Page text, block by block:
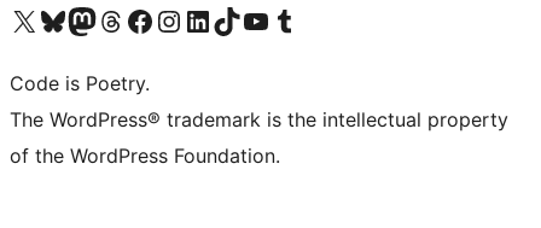
Navštivte náš účet na X (dříve Twitter)
Navštivte náš Bluesky účetNavštivte náš účet Mastodon
Navštivte náš Threads účetNavštivte naši stránku na Facebooku
Navštivte náš Instagram účetNavštivte náš LinkedIn účetNavštivte náš TikTok účetNavštivte náš YouTube kanálNavštivte náš Tumblr účet
Code is Poetry.
The WordPress® trademark is the intellectual property
of the WordPress Foundation.